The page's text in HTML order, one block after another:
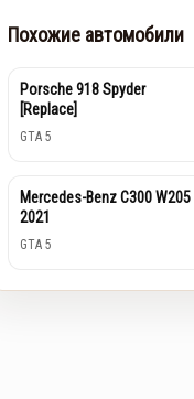
Похожие автомобили
Porsche 918 Spyder
[Replace]
GTA 5
Mercedes-Benz C300 W205
2021
GTA 5